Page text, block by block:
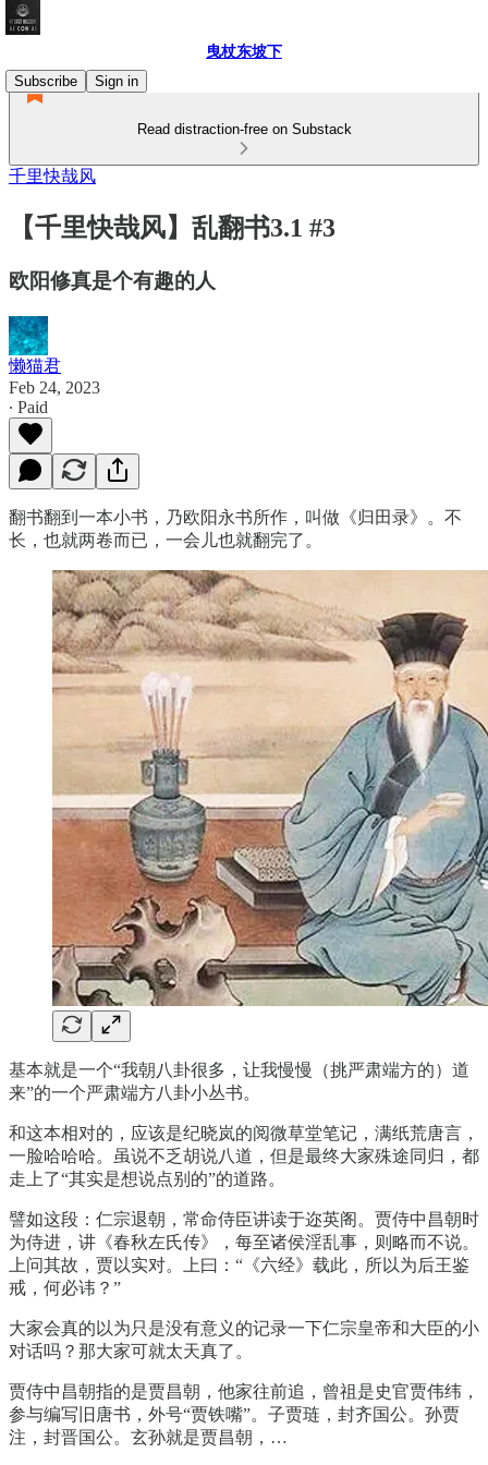
曳杖东坡下
Subscribe
Sign in
Read distraction-free on Substack
千里快哉风
【千里快哉风】乱翻书3.1 #3
欧阳修真是个有趣的人
懒猫君
Feb 24, 2023
∙ Paid
翻书翻到一本小书，乃欧阳永书所作，叫做《归田录》。不
长，也就两卷而已，一会儿也就翻完了。
基本就是一个“我朝八卦很多，让我慢慢（挑严肃端方的）道
来”的一个严肃端方八卦小丛书。
和这本相对的，应该是纪晓岚的阅微草堂笔记，满纸荒唐言，
一脸哈哈哈。虽说不乏胡说八道，但是最终大家殊途同归，都
走上了“其实是想说点别的”的道路。
譬如这段：仁宗退朝，常命侍臣讲读于迩英阁。贾侍中昌朝时
为侍进，讲《春秋左氏传》，每至诸侯淫乱事，则略而不说。
上问其故，贾以实对。上曰：“《六经》载此，所以为后王鉴
戒，何必讳？”
大家会真的以为只是没有意义的记录一下仁宗皇帝和大臣的小
对话吗？那大家可就太天真了。
贾侍中昌朝指的是贾昌朝，他家往前追，曾祖是史官贾伟纬，
参与编写旧唐书，外号“贾铁嘴”。子贾琏，封齐国公。孙贾
注，封晋国公。玄孙就是贾昌朝，…